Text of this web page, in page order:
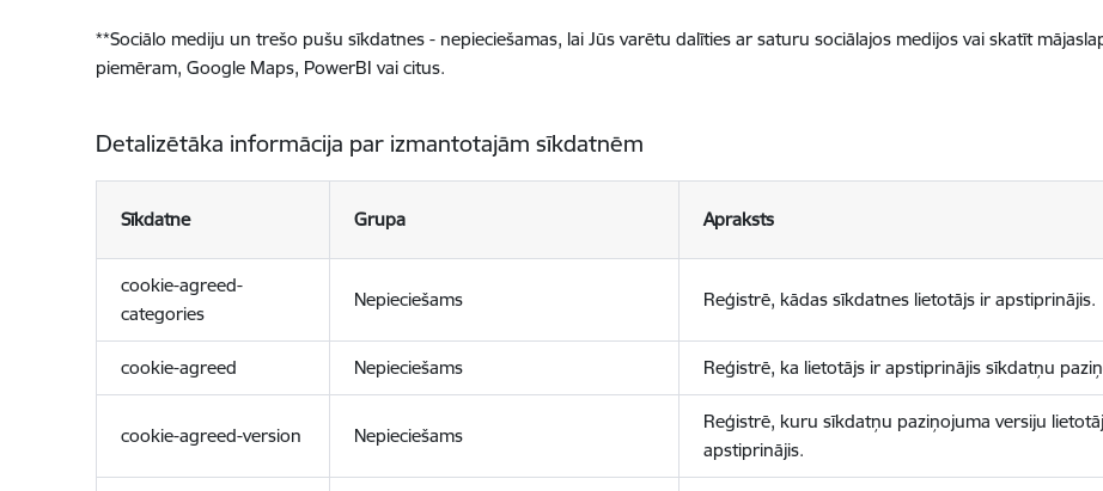
**Sociālo mediju un trešo pušu sīkdatnes - nepieciešamas, lai Jūs varētu dalīties ar saturu sociālajos medijos vai skatīt
piemēram, Google Maps, PowerBI vai citus.
Detalizētāka informācija par izmantotajām sīkdatnēm
Sīkdatne Grupa Apraksts
cookie-agreed-
categories
Nepieciešams Reģistrē, kādas sīkdatnes lietotājs ir apstiprinājis.
cookie-agreed Nepieciešams Reģistrē, ka lietotājs ir apstiprinājis sīkdatņu
cookie-agreed-version Nepieciešams
Reģistrē, kuru sīkdatņu paziņojuma versiju
apstiprinājis.